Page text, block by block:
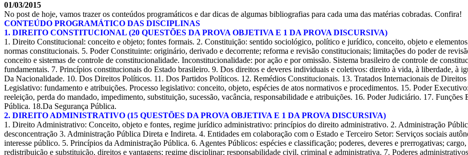
01/03/2015
No post de hoje, vamos trazer os conteúdos programáticos e dar dicas de algumas bibliografias para cada uma das matérias cobradas. Confira!
CONTEÚDO PROGRAMÁTICO DAS DISCIPLINAS
1. DIREITO CONSTITUCIONAL (20 QUESTÕES DA PROVA OBJETIVA E 1 DA PROVA DISCURSIVA)
1. Direito Constitucional: conceito e objeto; fontes formais. 2. Constituição: sentido sociológico, político e jurídico, conceito, objeto e
normas constitucionais. 5. Poder Constituinte: originário, derivado e decorrente; reforma e revisão constitucionais; limitações do poder de
conceito e sistemas de controle de constitucionalidade. Inconstitucionalidade: por ação e por omissão. Sistema brasileiro de controle de
fundamentais. 7. Princípios constitucionais do Estado brasileiro. 9. Dos direitos e deveres individuais e coletivos: direito à vida, à liberdade, à
Da Nacionalidade. 10. Dos Direitos Políticos. 11. Dos Partidos Políticos. 12. Remédios Constitucionais. 13. Tratados Internacionais de
Legislativo: fundamento e atribuições. Processo legislativo: conceito, objeto, espécies de atos normativos e procedimentos. 15. Poder
reeleição, perda do mandado, impedimento, substituição, sucessão, vacância, responsabilidade e atribuições. 16. Poder Judiciário. 17.
Pública. 18.Da Segurança Pública.
2. DIREITO ADMINISTRATIVO (15 QUESTÕES DA PROVA OBJETIVA E 1 DA PROVA DISCURSIVA)
1. Direito Administrativo: Conceito, objeto e fontes, regime jurídico administrativo: princípios do direito administrativo. 2. Administração
desconcentração 3. Administração Pública Direta e Indireta. 4. Entidades em colaboração com o Estado e Terceiro Setor: Serviços sociais
interesse público. 5. Princípios da Administração Pública. 6. Agentes Públicos: espécies e classificação; poderes, deveres e prerrogativas;
redistribuição e substituição, direitos e vantagens; regime disciplinar; responsabilidade civil, criminal e administrativa. 7. Poderes